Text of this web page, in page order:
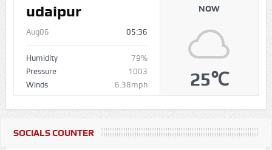
udaipur
Aug06 05:36
Humidity
79%
Pressure
1003
Winds
6.38mph
NOW
25℃
SOCIALS COUNTER